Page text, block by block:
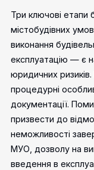
Три ключові етапи
містобудівних
виконання
експлуатацію — є
юридичних
процедурні
документації.
призвести до
неможливості
МУО, дозволу на
введення в